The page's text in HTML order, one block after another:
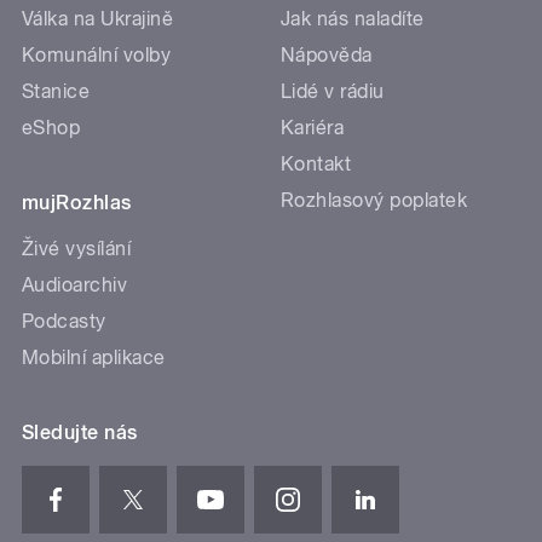
Válka na Ukrajině
Komunální volby
Stanice
eShop
mujRozhlas
Živé vysílání
Audioarchiv
Podcasty
Mobilní aplikace
Jak nás naladíte
Nápověda
Lidé v rádiu
Kariéra
Kontakt
Rozhlasový poplatek
Sledujte nás